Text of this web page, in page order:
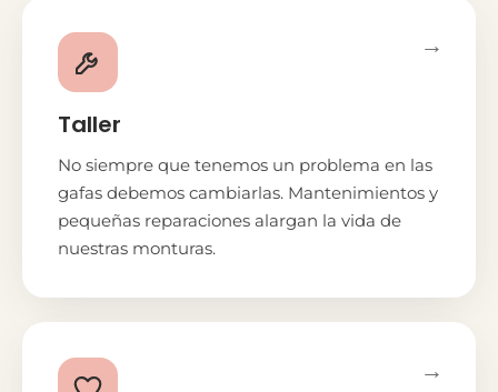
Taller
No siempre que tenemos un problema en las
gafas debemos cambiarlas. Mantenimientos y
pequeñas reparaciones alargan la vida de
nuestras monturas.
→
→